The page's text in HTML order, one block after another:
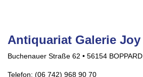
Antiquariat Galerie Joy
Buchenauer Straße 62 • 56154 BOPPARD
Telefon: (06 742) 968 90 70